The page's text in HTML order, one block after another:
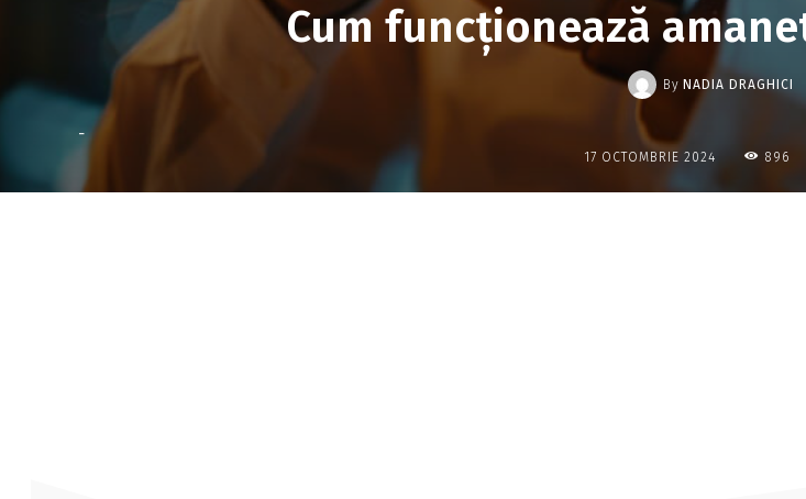
Cum funcționează
By NADIA DRAGHICI
-
17 OCTOMBRIE 2024 896